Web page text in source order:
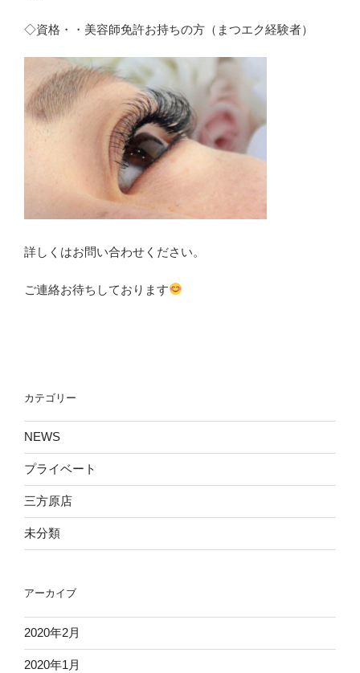
◇資格・・美容師免許お持ちの方（まつエク経験者）
詳しくはお問い合わせください。
ご連絡お待ちしております
カテゴリー
NEWS
プライベート
三方原店
未分類
アーカイブ
2020年2月
2020年1月